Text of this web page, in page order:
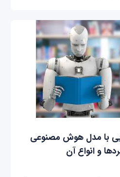
با مدل هوش مصنوعی
و انواع آن